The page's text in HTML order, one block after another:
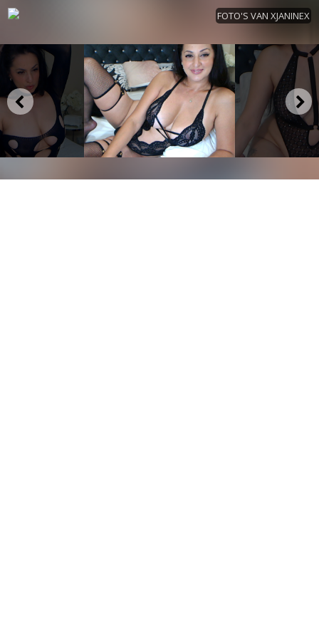
FOTO'S VAN XJANINEX